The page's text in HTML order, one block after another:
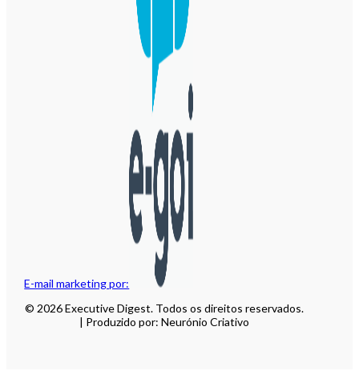
E-mail marketing por:
© 2026 Executive Digest. Todos os direitos reservados.
| Produzido por: Neurónio Criativo